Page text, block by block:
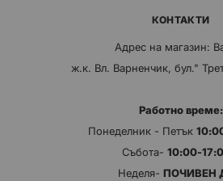
КОНТАКТИ
Адрес на магазин:
ж.к. Вл. Варненчик, бул."
Работно време:
Понеделник - Петък
Събота- 10:00-
Неделя- ПОЧИВЕН